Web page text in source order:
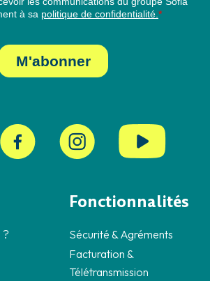
?
Fonctionnalités
Sécurité & Agréments
Facturation &
Télétransmission